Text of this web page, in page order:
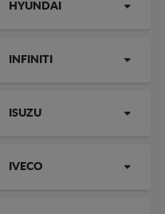
HYUNDAI
INFINITI
ISUZU
IVECO